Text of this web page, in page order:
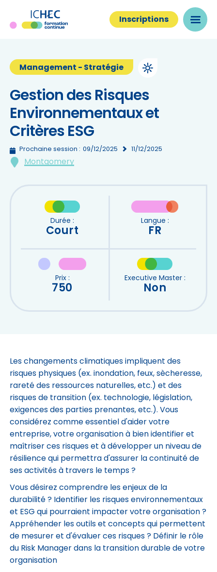
Inscriptions
Management - Stratégie
Gestion des Risques
Environnementaux et
Critères ESG
Prochaine session : 09/12/2025 11/12/2025
Montgomery
Durée :
Court
Langue :
FR
Prix :
750
Executive Master :
Non
Les changements climatiques impliquent des
risques physiques (ex. inondation, feux, sècheresse,
rareté des ressources naturelles, etc.) et des
risques de transition (ex. technologie, législation,
exigences des parties prenantes, etc.). Vous
considérez comme essentiel d'aider votre
entreprise, votre organisation à bien identifier et
maîtriser ces risques et à développer un niveau de
résilience qui permettra d'assurer la continuité de
ses activités à travers le temps ?
Vous désirez comprendre les enjeux de la
durabilité ? Identifier les risques environnementaux
et ESG qui pourraient impacter votre organisation ?
Appréhender les outils et concepts qui permettent
de mesurer et d'évaluer ces risques ? Définir le rôle
du Risk Manager dans la transition durable de votre
organisation